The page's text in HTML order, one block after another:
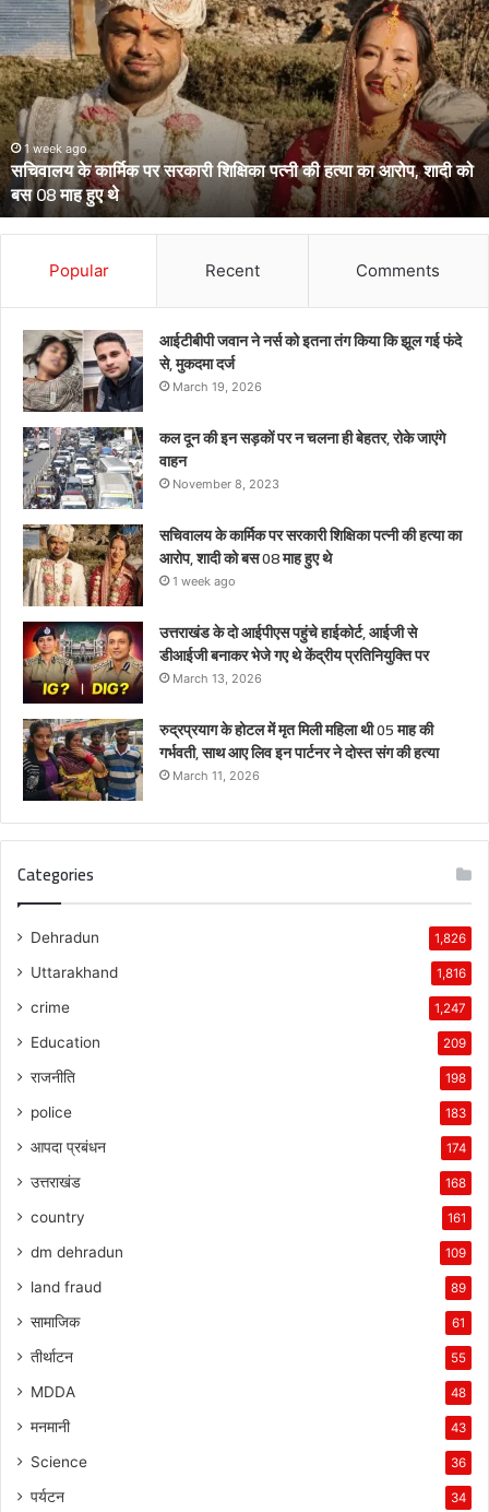
के
दो
आईपीएस
पहुंचे
हाईकोर्ट,
आईजी
से
डीआईजी
बनाकर
भेजे
गए
प्रतिनियुक्ति
March 13, 2026
उत्तराखंड के दो आईपीएस पहुंचे हाईकोर्ट, आईजी से डीआईजी बनाकर भेजे गए
थे केंद्रीय प्रतिनियुक्ति पर
Popular Recent Comments
आईटीबीपी जवान ने नर्स को इतना तंग किया कि झूल गई फंदे
से, मुकदमा दर्ज
March 19, 2026
कल दून की इन सड़कों पर न चलना ही बेहतर, रोके जाएंगे
वाहन
November 8, 2023
सचिवालय के कार्मिक पर सरकारी शिक्षिका पत्नी की हत्या का
आरोप, शादी को बस 08 माह हुए थे
1 week ago
उत्तराखंड के दो आईपीएस पहुंचे हाईकोर्ट, आईजी से
डीआईजी बनाकर भेजे गए थे केंद्रीय प्रतिनियुक्ति पर
March 13, 2026
रुद्रप्रयाग के होटल में मृत मिली महिला थी 05 माह की
गर्भवती, साथ आए लिव इन पार्टनर ने दोस्त संग की हत्या
March 11, 2026
Categories
Dehradun 1,826
Uttarakhand 1,816
crime 1,247
Education 209
राजनीति 198
police 183
आपदा प्रबंधन 174
उत्तराखंड 168
country 161
dm dehradun 109
land fraud 89
सामाजिक 61
तीर्थाटन 55
MDDA 48
मनमानी 43
Science 36
पर्यटन 34